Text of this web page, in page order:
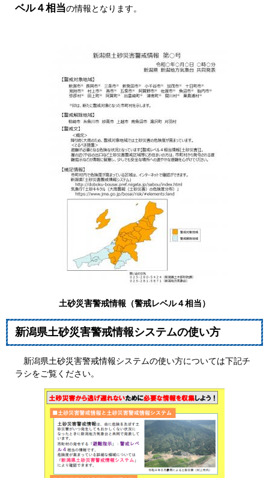
ベル４相当の情報となります。
土砂災害警戒情報（警戒レベル４相当）
新潟県土砂災害警戒情報システムの使い方
新潟県土砂災害警戒情報システムの使い方については下記チ
ラシをご覧ください。